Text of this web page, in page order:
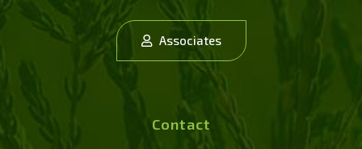
Associates
Contact